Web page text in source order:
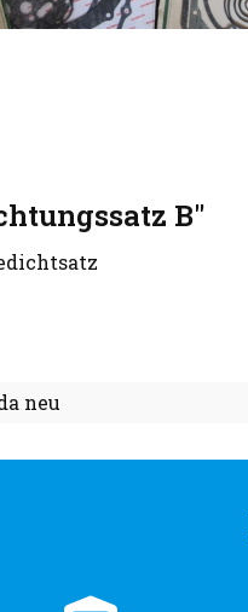
B"
neu